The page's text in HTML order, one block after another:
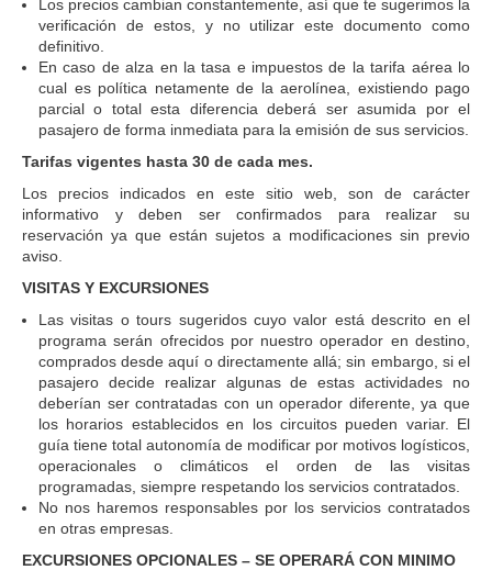
Los precios cambian constantemente, así que te sugerimos la
verificación de estos, y no utilizar este documento como
definitivo.
En caso de alza en la tasa e impuestos de la tarifa aérea lo
cual es política netamente de la aerolínea, existiendo pago
parcial o total esta diferencia deberá ser asumida por el
pasajero de forma inmediata para la emisión de sus servicios.
Tarifas vigentes hasta 30 de cada mes.
Los precios indicados en este sitio web, son de carácter
informativo y deben ser confirmados para realizar su
reservación ya que están sujetos a modificaciones sin previo
aviso.
VISITAS Y EXCURSIONES
Las visitas o tours sugeridos cuyo valor está descrito en el
programa serán ofrecidos por nuestro operador en destino,
comprados desde aquí o directamente allá; sin embargo, si el
pasajero decide realizar algunas de estas actividades no
deberían ser contratadas con un operador diferente, ya que
los horarios establecidos en los circuitos pueden variar. El
guía tiene total autonomía de modificar por motivos logísticos,
operacionales o climáticos el orden de las visitas
programadas, siempre respetando los servicios contratados.
No nos haremos responsables por los servicios contratados
en otras empresas.
EXCURSIONES OPCIONALES – SE OPERARÁ CON MINIMO